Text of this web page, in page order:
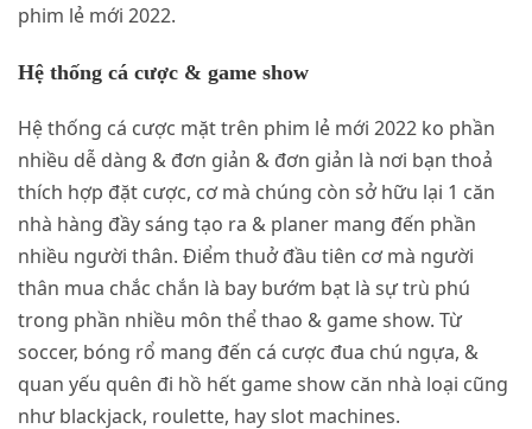
phim lẻ mới 2022.
Hệ thống cá cược & game show
Hệ thống cá cược mặt trên phim lẻ mới 2022 ko phần
nhiều dễ dàng & đơn giản & đơn giản là nơi bạn thoả
thích hợp đặt cược, cơ mà chúng còn sở hữu lại 1 căn
nhà hàng đầy sáng tạo ra & planer mang đến phần
nhiều người thân. Điểm thuở đầu tiên cơ mà người
thân mua chắc chắn là bay bướm bạt là sự trù phú
trong phần nhiều môn thể thao & game show. Từ
soccer, bóng rổ mang đến cá cược đua chú ngựa, &
quan yếu quên đi hồ hết game show căn nhà loại cũng
như blackjack, roulette, hay slot machines.